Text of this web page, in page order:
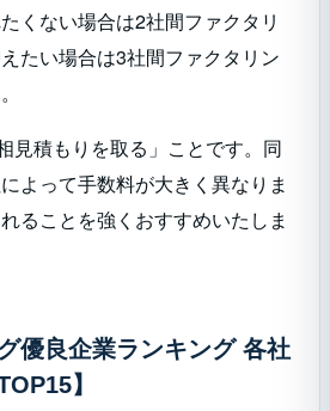
くない場合は2社間ファクタリ
たい場合は3社間ファクタリン
見積もりを取る」ことです。同
よって手数料が大きく異なりま
ることを強くおすすめいたしま
優良企業ランキング 各社
】